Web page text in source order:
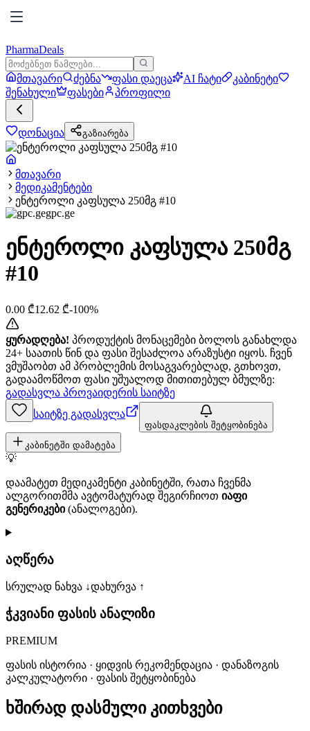
PharmaDeals
მთავარი ძებნა ფასი დაეცა AI ჩატი
კაბინეტი
შენახული
ფასები პროფილი
დონაცია გაზიარება
მთავარი
მედიკამენტები
ენტეროლი კაფსულა 250მგ #10
gpc.ge
ენტეროლი კაფსულა 250მგ
#10
0.00 ₾12.62 ₾-100%
ყურადღება! პროდუქტის მონაცემები ბოლოს განახლდა
24+ საათის წინ და ფასი შესაძლოა არაზუსტი იყოს. ჩვენ
ვმუშაობთ ამ პრობლემის მოსაგვარებლად, გთხოვთ,
გადაამოწმოთ ფასი უშუალოდ მითითებულ ბმულზე:
გადასვლა პროვაიდერის საიტზე
საიტზე გადასვლა
ფასდაკლების შეტყობინება
კაბინეტში დამატება
💡
დაამატეთ მედიკამენტი კაბინეტში, რათა ჩვენმა
ალგორითმმა ავტომატურად შეგირჩიოთ იაფი
გენერიკები(ანალოგები).
აღწერა
სრულად ნახვა ↓დახურვა ↑
ჭკვიანი ფასის ანალიზი
PREMIUM
ფასის ისტორია · ყიდვის რეკომენდაცია · დანაზოგის
კალკულატორი · ფასის შეტყობინება
ხშირად დასმული კითხვები